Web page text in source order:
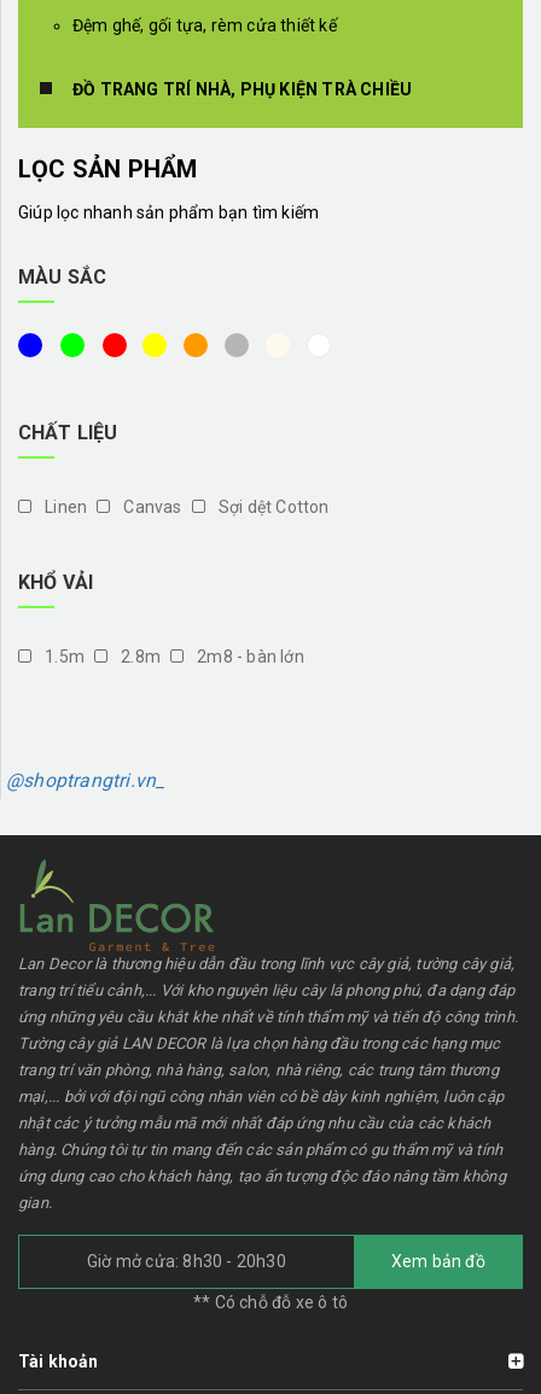
Đệm ghế, gối tựa, rèm cửa thiết kế
ĐỒ TRANG TRÍ NHÀ, PHỤ KIỆN TRÀ CHIỀU
LỌC SẢN PHẨM
Giúp lọc nhanh sản phẩm bạn tìm kiếm
MÀU SẮC
CHẤT LIỆU
Linen Canvas Sợi dệt Cotton
KHỔ VẢI
1.5m 2.8m 2m8 - bàn lớn
@shoptrangtri.vn_
Lan Decor là thương hiệu dẫn đầu trong lĩnh vực cây giả, tường cây giả,
trang trí tiểu cảnh,... Với kho nguyên liệu cây lá phong phú, đa dạng đáp
ứng những yêu cầu khắt khe nhất về tính thẩm mỹ và tiến độ công trình.
Tường cây giả LAN DECOR là lựa chọn hàng đầu trong các hạng mục
trang trí văn phòng, nhà hàng, salon, nhà riêng, các trung tâm thương
mại,... bởi với đội ngũ công nhân viên có bề dày kinh nghiệm, luôn cập
nhật các ý tưởng mẫu mã mới nhất đáp ứng nhu cầu của các khách
hàng. Chúng tôi tự tin mang đến các sản phẩm có gu thẩm mỹ và tính
ứng dụng cao cho khách hàng, tạo ấn tượng độc đáo nâng tầm không
gian.
Giờ mở cửa: 8h30 - 20h30 Xem bản đồ
** Có chỗ đỗ xe ô tô
Tài khoản